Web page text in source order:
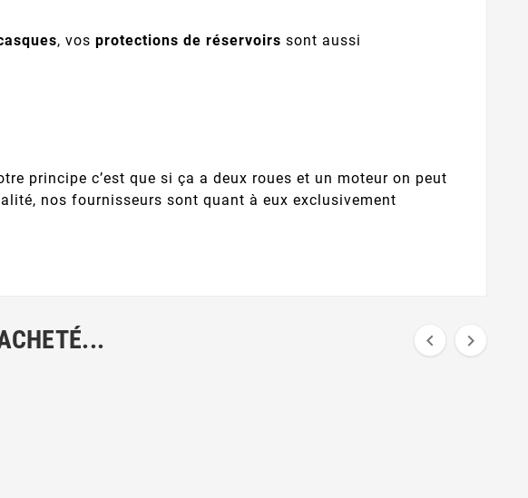
, vos protections de réservoirs sont aussi
principe c’est que si ça a deux roues et un moteur on peut
nos fournisseurs sont quant à eux exclusivement
 